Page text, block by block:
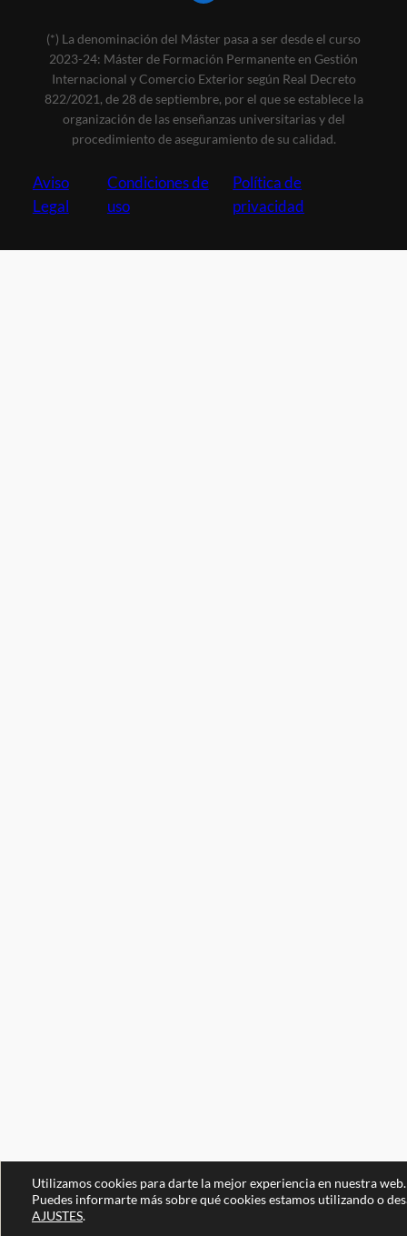
(*) La denominación del Máster pasa a ser desde el curso
2023-24: Máster de Formación Permanente en Gestión
Internacional y Comercio Exterior según Real Decreto
822/2021, de 28 de septiembre, por el que se establece la
organización de las enseñanzas universitarias y del
procedimiento de aseguramiento de su calidad.
Aviso
Legal
Condiciones de
uso
Política de
privacidad
Utilizamos cookies para darte la mejor experiencia en nuestra web.
Puedes informarte más sobre qué cookies estamos utilizando o
AJUSTES.